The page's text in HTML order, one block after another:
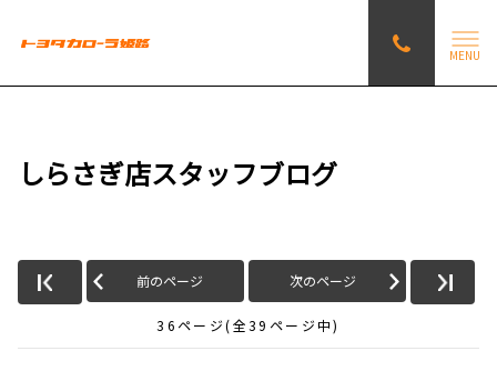
MENU
しらさぎ店スタッフブログ
前のページ 次のページ
36ページ(全39ページ中)